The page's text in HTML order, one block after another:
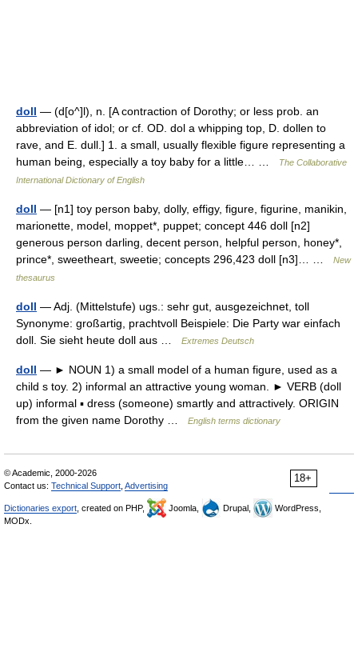
doll — (d[o^]l), n. [A contraction of Dorothy; or less prob. an
abbreviation of idol; or cf. OD. dol a whipping top, D. dollen to
rave, and E. dull.] 1. a small, usually flexible figure representing a
human being, especially a toy baby for a little… …
The Collaborative
International Dictionary of English
doll — [n1] toy person baby, dolly, effigy, figure, figurine, manikin,
marionette, model, moppet*, puppet; concept 446 doll [n2]
generous person darling, decent person, helpful person, honey*,
prince*, sweetheart, sweetie; concepts 296,423 doll [n3]… …
New
thesaurus
doll — Adj. (Mittelstufe) ugs.: sehr gut, ausgezeichnet, toll
Synonyme: großartig, prachtvoll Beispiele: Die Party war einfach
doll. Sie sieht heute doll aus …
Extremes Deutsch
doll — ► NOUN 1) a small model of a human figure, used as a
child s toy. 2) informal an attractive young woman. ► VERB (doll
up) informal ▪ dress (someone) smartly and attractively. ORIGIN
from the given name Dorothy …
English terms dictionary
18+
© Academic, 2000-2026
Contact us: Technical Support Advertising
Dictionaries export , created on PHP, Joomla, Drupal,
WordPress,
MODx.